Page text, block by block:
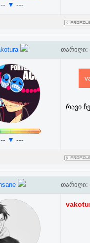
▼ ---
თარიღი:
▼ ---
რავი
თარიღი: